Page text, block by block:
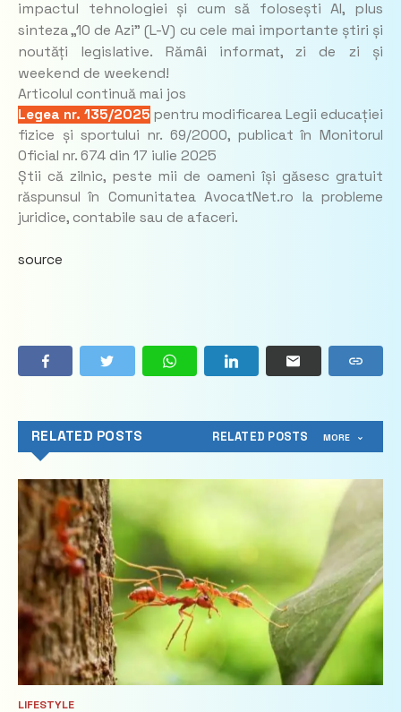
impactul tehnologiei și cum să folosești AI, plus
sinteza „10 de Azi” (L-V) cu cele mai importante știri și
noutăți legislative. Rămâi informat, zi de zi și
weekend de weekend!
Articolul continuă mai jos
Legea nr. 135/2025 pentru modificarea Legii educației
fizice și sportului nr. 69/2000, publicat în Monitorul
Oficial nr. 674 din 17 iulie 2025
Știi că zilnic, peste mii de oameni își găsesc gratuit
răspunsul în Comunitatea AvocatNet.ro la probleme
juridice, contabile sau de afaceri.
source
RELATED POSTS RELATED POSTS MORE
LIFESTYLE